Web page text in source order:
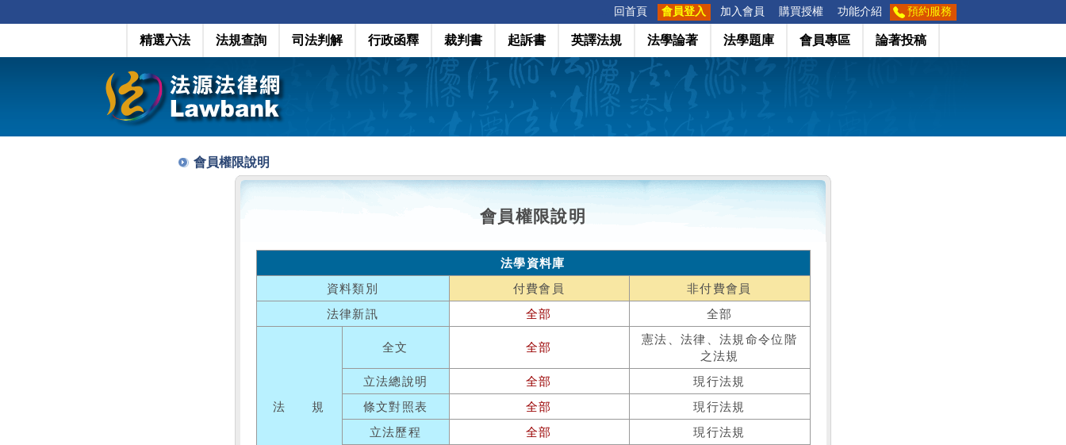
回首頁 會員登入 加入會員 購買授權 功能介紹 預約服務
精選六法 法規查詢 司法判解 行政函釋 裁判書 起訴書 英譯法規 法學論著 法學題庫 會員專區 論著投稿
會員權限說明
會員權限說明
法學資料庫
資料類別
付費會員
非付費會員
法律新訊
全部 全部
法 規
全文 全部
憲法、法律、法規命令位階
之法規
立法總說明
全部
現行法規
條文對照表
全部
現行法規
立法歷程
全部
現行法規